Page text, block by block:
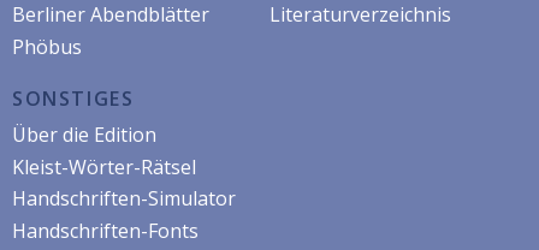
Berliner Abendblätter
Phöbus
Literaturverzeichnis
SONSTIGES
Über die Edition
Kleist-Wörter-Rätsel
Handschriften-Simulator
Handschriften-Fonts